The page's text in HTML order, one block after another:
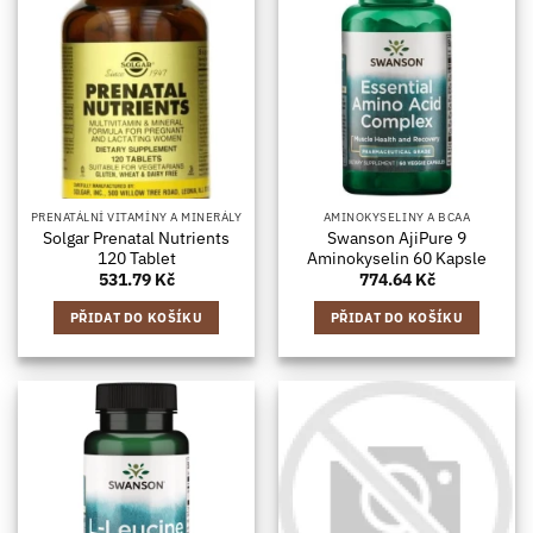
PRENATÁLNÍ VITAMÍNY A MINERÁLY
Solgar Prenatal Nutrients
120 Tablet
531.79 Kč
PŘIDAT DO KOŠÍKU
AMINOKYSELINY A BCAA
Swanson AjiPure 9
Aminokyselin 60 Kapsle
774.64 Kč
PŘIDAT DO KOŠÍKU